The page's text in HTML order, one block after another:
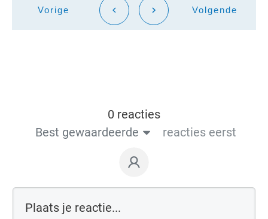
Vorige Volgende
0 reacties
Best gewaardeerde
reacties eerst